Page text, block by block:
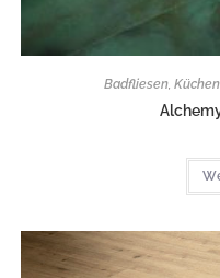
Badfliesen,